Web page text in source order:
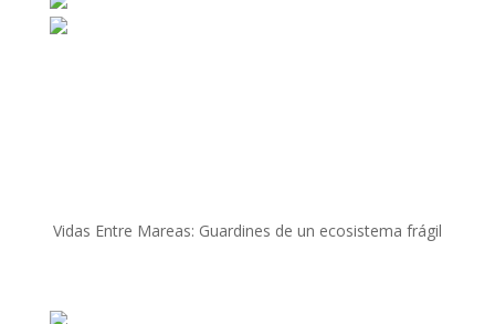
Vidas Entre Mareas: Guardines de un ecosistema frágil